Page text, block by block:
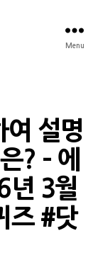
Menu
여 설명
? – 에
년 3월
즈 #닷